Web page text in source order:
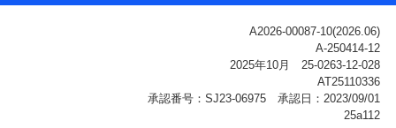
ご契約状態・ご利用履歴インターネット利用時の行動に
関する情報、アプリケーション利用時の行動に関する情
報、購入されたサービスや商品の名称・購入場所・決済
に関する情報、アンケートの回答に関する情報などが含